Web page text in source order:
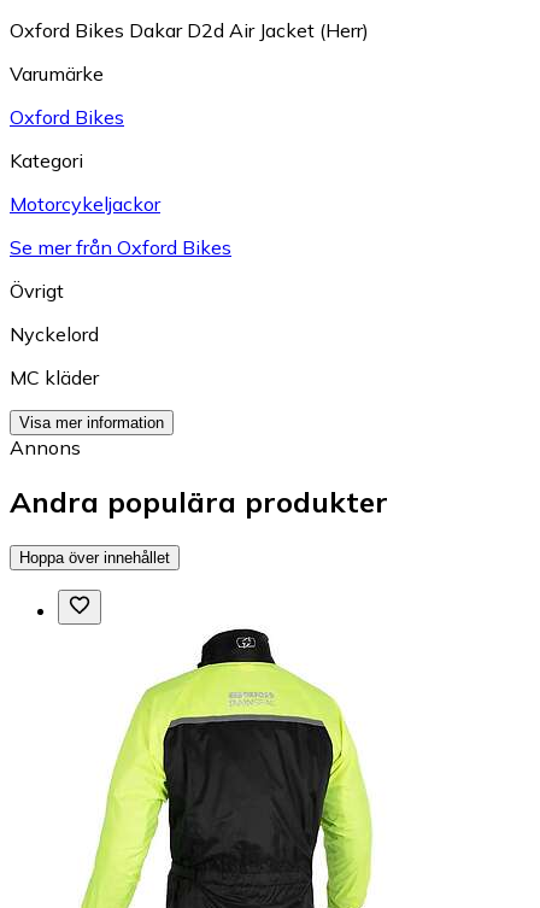
Oxford Bikes Dakar D2d Air Jacket (Herr)
Varumärke
Oxford Bikes
Kategori
Motorcykeljackor
Se mer från Oxford Bikes
Övrigt
Nyckelord
MC kläder
Visa mer information
Annons
Andra populära produkter
Hoppa över innehållet